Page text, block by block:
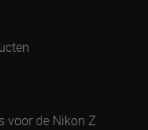
voor de Nikon Z